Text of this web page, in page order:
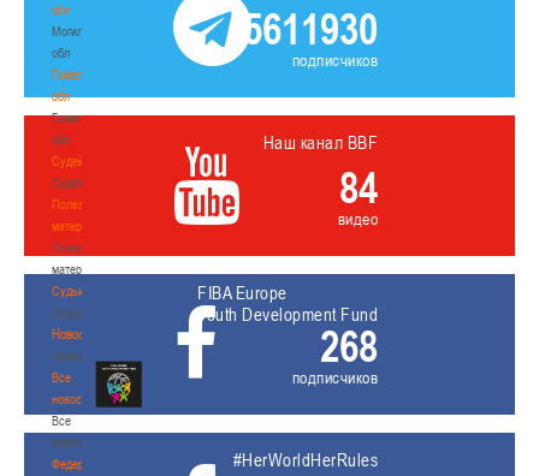
обл
Могилевская
обл
Гомельская
обл
Гомельская
обл
Судейство
Судейство
Полезные
материалы
Полезные
материалы
Судьи
Судьи
Новости
Новости
Все
новости
Все
новости
Федерация
5611930
подписчиков
Наш канал BBF
84
видео
FIBA Europe
Youth Development Fund
268
подписчиков
#HerWorldHerRules